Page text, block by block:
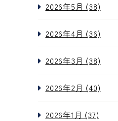
2026年5月 (38)
2026年4月 (36)
2026年3月 (38)
2026年2月 (40)
2026年1月 (37)